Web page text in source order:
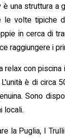
è una struttura
volte tipiche
in cerca di
raggiungere i
relax con
è di circa
Sono
locali.
la Puglia, I